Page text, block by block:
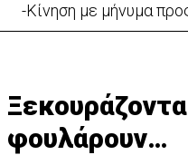
ο Πάλμας- «Ουδέν
φουλάρουν…